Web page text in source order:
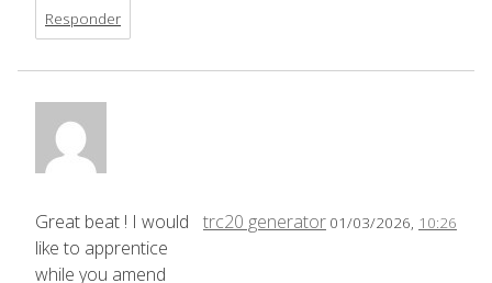
Responder
trc20 generator 01/03/2026, 10:26
Great beat ! I would
like to apprentice
while you amend